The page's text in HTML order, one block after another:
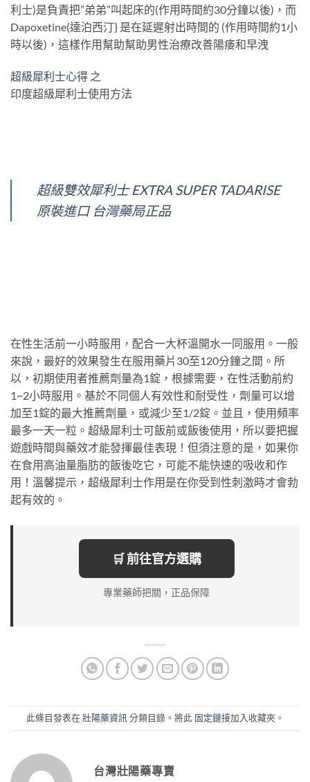
利士)是負責把”弟弟”叫起床的(作用時間約30分鐘以後)，而
Dapoxetine(達泊西汀} 是在延遲射出時間的 (作用時間約1小
時以後)，這樣作用幫助幫助男性治療改善陽痿和早洩
超級犀利士心得 之
印度超級犀利士使用方法
超級雙效犀利士 EXTRA SUPER TADARISE
原裝進口 台灣藥局正品
在性生活前一小時服用，配合一大杯溫開水一同服用。一般
來說，最好的效果發生在服用藥片30至120分鐘之間。所
以，初期使用者推薦劑量為1錠，根據需要，在性活動前約
1~2小時服用。基於不同個人有效性和耐受性，劑量可以增
加至1錠的最大推薦劑量，或減少至1/2錠。並且，使用頻率
最多一天一粒。超級犀利士可飯前或飯後使用，所以要把握
遊戲時間與藥效才能發揮最佳表現！但須注意的是，如果你
在食用高油量脂肪的飯後吃它，可能不能快速的吸收和作
用！溫馨提示，超級犀利士作用是在你受到性刺激時才會勃
起有效的。
🛒 前往官方選購
專業藥師把關，正品保障
此條目發表在 壯陽藥資訊分類目錄。將此 固定鏈接加入收藏夾。
台灣壯陽藥專賣